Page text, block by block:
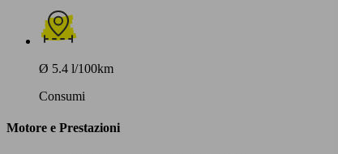
Ø 5.4 l/100km
Consumi
Motore e Prestazioni